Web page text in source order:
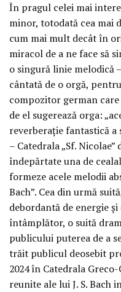
În pragul celei mai
minor, totodată cea mai
cum mai mult decât în
miracol de a ne face să
o singură linie melodică
cântată de o orgă,
compozitor german
de el sugerează orga:
reverberație fantastică
– Catedrala „Sf.
îndepărtate una de
formeze acele melodii
Bach”. Cea din urmă
debordantă de energie
întâmplător, o suită
publicului puterea de a
trăit publicul deosebit
2024 în Catedrala
reunite ale lui J. S. Bach